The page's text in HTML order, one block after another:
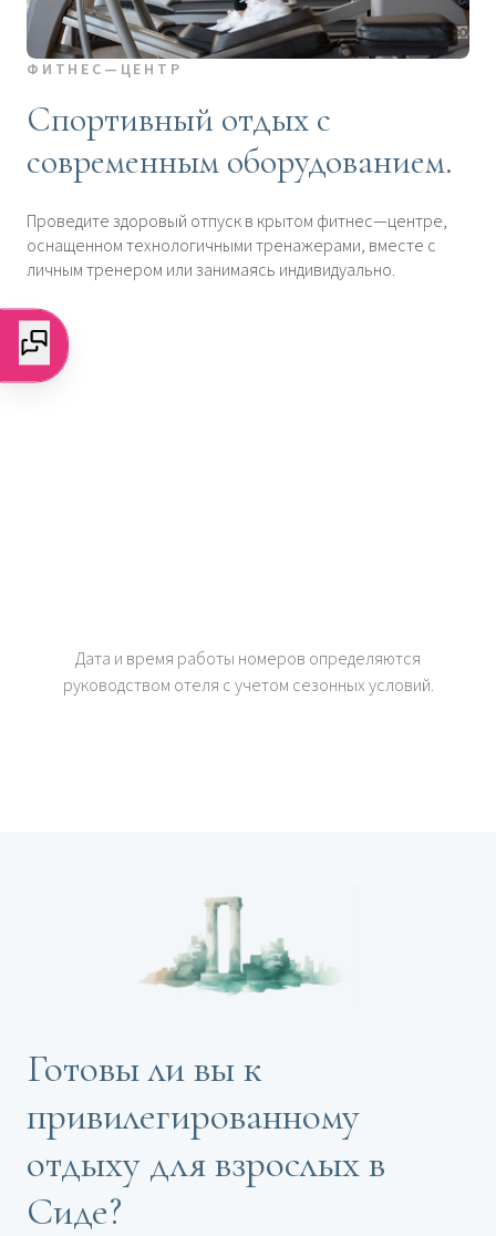
ФИТНЕС—ЦЕНТР
Спортивный отдых с
современным оборудованием.
Проведите здоровый отпуск в крытом фитнес—центре,
оснащенном технологичными тренажерами, вместе с
личным тренером или занимаясь индивидуально.
Дата и время работы номеров определяются
руководством отеля с учетом сезонных условий.
Готовы ли вы к
привилегированному
отдыху для взрослых в
Сиде?